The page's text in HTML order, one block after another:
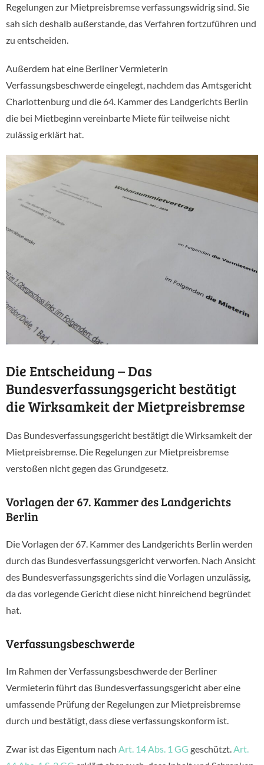
Regelungen zur Mietpreisbremse verfassungswidrig sind. Sie
sah sich deshalb außerstande, das Verfahren fortzuführen und
zu entscheiden.
Außerdem hat eine Berliner Vermieterin
Verfassungsbeschwerde eingelegt, nachdem das Amtsgericht
Charlottenburg und die 64. Kammer des Landgerichts Berlin
die bei Mietbeginn vereinbarte Miete für teilweise nicht
zulässig erklärt hat.
Die Entscheidung – Das
Bundesverfassungsgericht bestätigt
die Wirksamkeit der Mietpreisbremse
Das Bundesverfassungsgericht bestätigt die Wirksamkeit der
Mietpreisbremse. Die Regelungen zur Mietpreisbremse
verstoßen nicht gegen das Grundgesetz.
Vorlagen der 67. Kammer des Landgerichts
Berlin
Die Vorlagen der 67. Kammer des Landgerichts Berlin werden
durch das Bundesverfassungsgericht verworfen. Nach Ansicht
des Bundesverfassungsgerichts sind die Vorlagen unzulässig,
da das vorlegende Gericht diese nicht hinreichend begründet
hat.
Verfassungsbeschwerde
Im Rahmen der Verfassungsbeschwerde der Berliner
Vermieterin führt das Bundesverfassungsgericht aber eine
umfassende Prüfung der Regelungen zur Mietpreisbremse
durch und bestätigt, dass diese verfassungskonform ist.
Zwar ist das Eigentum nach Art. 14 Abs. 1 GG geschützt.Art.